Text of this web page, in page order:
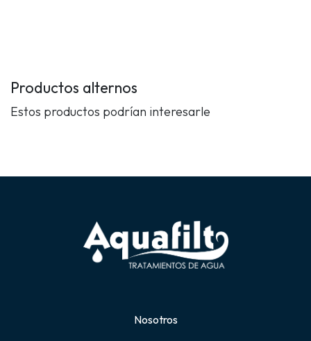
Productos alternos
Estos productos podrían interesarle
Nosotros